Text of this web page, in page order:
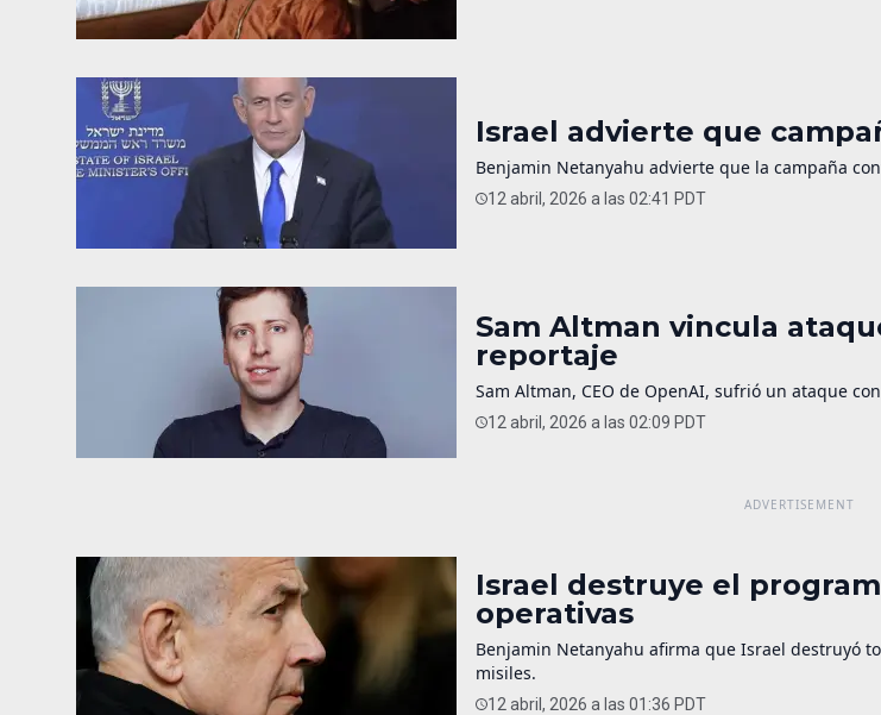
Israel advierte que
Benjamin Netanyahu advierte que la campaña
12 abril, 2026 a las 02:41 PDT
Sam Altman vincula
reportaje
Sam Altman, CEO de OpenAI, sufrió un ataque
12 abril, 2026 a las 02:09 PDT
Israel destruye el
operativas
Benjamin Netanyahu afirma que Israel destruyó
misiles.
12 abril, 2026 a las 01:36 PDT